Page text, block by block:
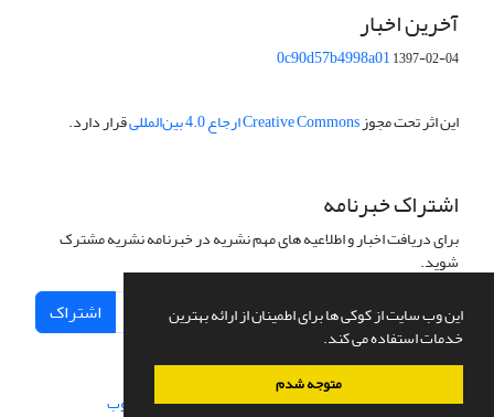
این وب سایت از کوکی ها برای اطمینان از ارائه بهترین
خدمات استفاده می کند.
متوجه شدم
آخرین اخبار
0c90d57b4998a011397-02-04
این اثر تحت مجوزCreative Commons ارجاع 4.0 بین‌المللی قرار دارد.
اشتراک خبرنامه
برای دریافت اخبار و اطلاعیه های مهم نشریه در خبرنامه نشریه مشترک
شوید.
اشتراک
سامانه مدیریت نشریات علمی.طراحی و پیاده سازی از سیناوب